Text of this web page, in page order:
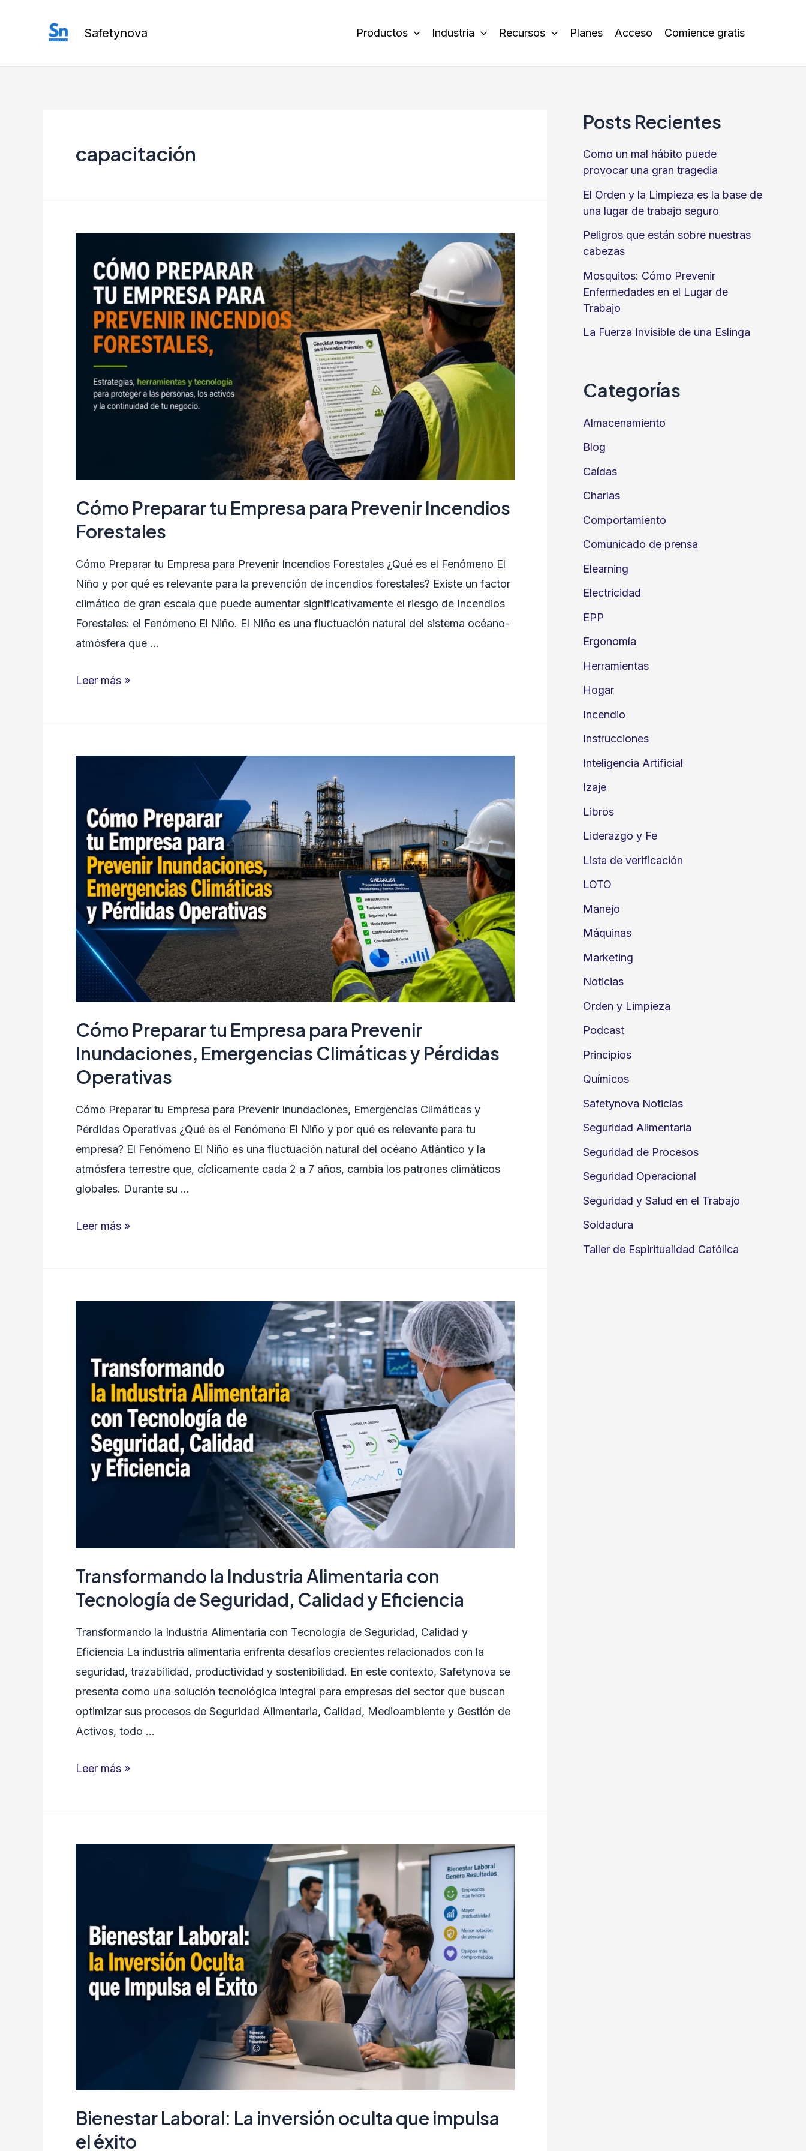
Safetynova Productos Industria Recursos Planes Acceso Comience gratis
capacitación
Cómo Preparar tu Empresa para Prevenir Incendios
Forestales
Cómo Preparar tu Empresa para Prevenir Incendios Forestales ¿Qué es el Fenómeno El
Niño y por qué es relevante para la prevención de incendios forestales? Existe un factor
climático de gran escala que puede aumentar significativamente el riesgo de Incendios
Forestales: el Fenómeno El Niño. El Niño es una fluctuación natural del sistema océano-
atmósfera que …
Cómo
para
Forestales
Leer más »
Cómo Preparar tu Empresa para Prevenir
Inundaciones, Emergencias Climáticas y Pérdidas
Operativas
Cómo Preparar tu Empresa para Prevenir Inundaciones, Emergencias Climáticas y
Pérdidas Operativas ¿Qué es el Fenómeno El Niño y por qué es relevante para tu
empresa? El Fenómeno El Niño es una fluctuación natural del océano Atlántico y la
atmósfera terrestre que, cíclicamente cada 2 a 7 años, cambia los patrones climáticos
globales. Durante su …
Cómo
para
Emergencias
Climáticas
Pérdidas
Operativas
Leer más »
Transformando la Industria Alimentaria con
Tecnología de Seguridad, Calidad y Eficiencia
Transformando la Industria Alimentaria con Tecnología de Seguridad, Calidad y
Eficiencia La industria alimentaria enfrenta desafíos crecientes relacionados con la
seguridad, trazabilidad, productividad y sostenibilidad. En este contexto, Safetynova se
presenta como una solución tecnológica integral para empresas del sector que buscan
optimizar sus procesos de Seguridad Alimentaria, Calidad, Medioambiente y Gestión de
Activos, todo …
Transformando
con
Calidad
Eficiencia
Leer más »
Bienestar Laboral: La inversión oculta que impulsa
el éxito
Posts Recientes
Como un mal hábito puede
provocar una gran tragedia
El Orden y la Limpieza es la base de
una lugar de trabajo seguro
Peligros que están sobre nuestras
cabezas
Mosquitos: Cómo Prevenir
Enfermedades en el Lugar de
Trabajo
La Fuerza Invisible de una Eslinga
Categorías
Almacenamiento
Blog
Caídas
Charlas
Comportamiento
Comunicado de prensa
Elearning
Electricidad
EPP
Ergonomía
Herramientas
Hogar
Incendio
Instrucciones
Inteligencia Artificial
Izaje
Libros
Liderazgo y Fe
Lista de verificación
LOTO
Manejo
Máquinas
Marketing
Noticias
Orden y Limpieza
Podcast
Principios
Químicos
Safetynova Noticias
Seguridad Alimentaria
Seguridad de Procesos
Seguridad Operacional
Seguridad y Salud en el Trabajo
Soldadura
Taller de Espiritualidad Católica